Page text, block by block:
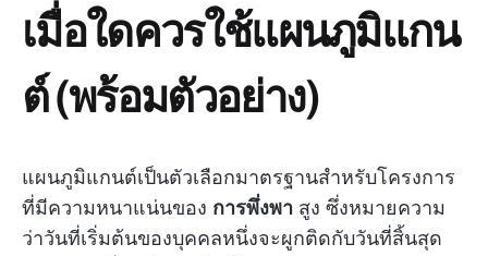
เมื่อใดควรใช้แผนภูมิแกน
ต์ (พร้อมตัวอย่าง)
แผนภูมิแกนต์เป็นตัวเลือกมาตรฐานสำหรับโครงการ
ที่มีความหนาแน่นของ การพึ่งพา สูง ซึ่งหมายความ
ว่าวันที่เริ่มต้นของบุคคลหนึ่งจะผูกติดกับวันที่สิ้นสุด